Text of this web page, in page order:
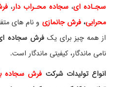
سجـاده ای، سجاده محـراب دار،
محرابی، فرش جانمازی و نام های
از همه چیز برای یکفرش سجاده
نامی ماندگار، کیفیتی ماندگار است.
انواع تولیدات شرکت فرش سجاده